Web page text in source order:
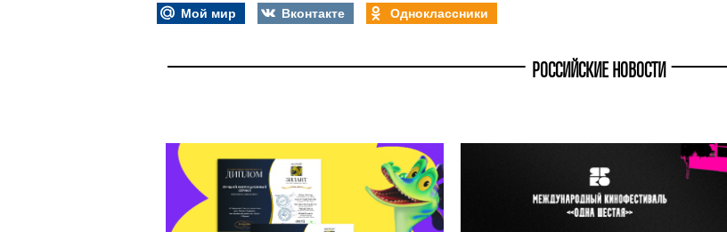
Мой мир Вконтакте Одноклассники
РОССИЙСКИЕ НОВОСТИ